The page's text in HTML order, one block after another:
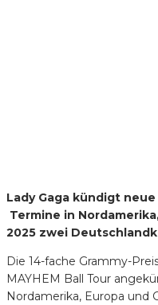
​Lady Gaga kündigt neue
Termine in
2025 zwei
Die 14-fache Grammy-
MAYHEM Ball Tour
Nordamerika, Europa und